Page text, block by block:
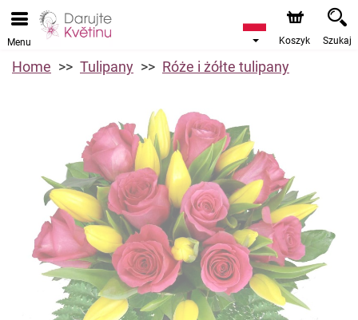
Menu Koszyk Szukaj
Home Tulipany Róże i żółte tulipany